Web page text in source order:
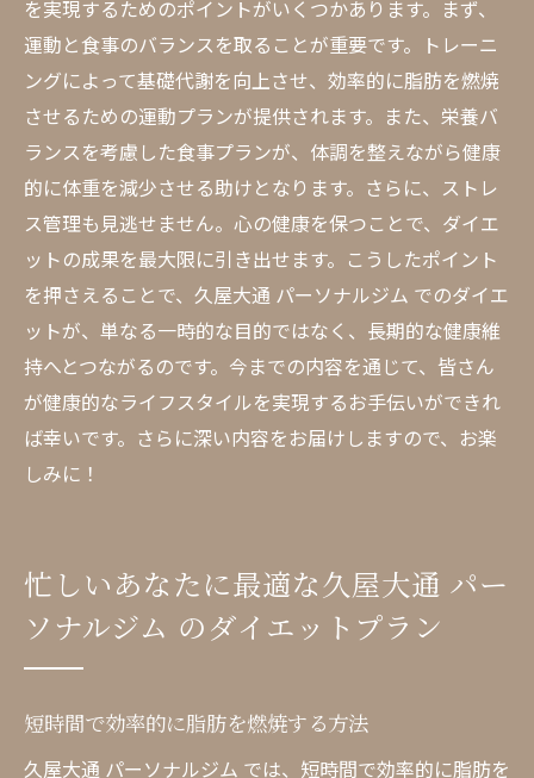
を実現するためのポイントがいくつかあります。まず、
運動と食事のバランスを取ることが重要です。トレーニ
ングによって基礎代謝を向上させ、効率的に脂肪を燃焼
させるための運動プランが提供されます。また、栄養バ
ランスを考慮した食事プランが、体調を整えながら健康
的に体重を減少させる助けとなります。さらに、ストレ
ス管理も見逃せません。心の健康を保つことで、ダイエ
ットの成果を最大限に引き出せます。こうしたポイント
を押さえることで、久屋大通 パーソナルジム でのダイエ
ットが、単なる一時的な目的ではなく、長期的な健康維
持へとつながるのです。今までの内容を通じて、皆さん
が健康的なライフスタイルを実現するお手伝いができれ
ば幸いです。さらに深い内容をお届けしますので、お楽
しみに！
忙しいあなたに最適な久屋大通 パー
ソナルジム のダイエットプラン
短時間で効率的に脂肪を燃焼する方法
久屋大通 パーソナルジム では、短時間で効率的に脂肪を